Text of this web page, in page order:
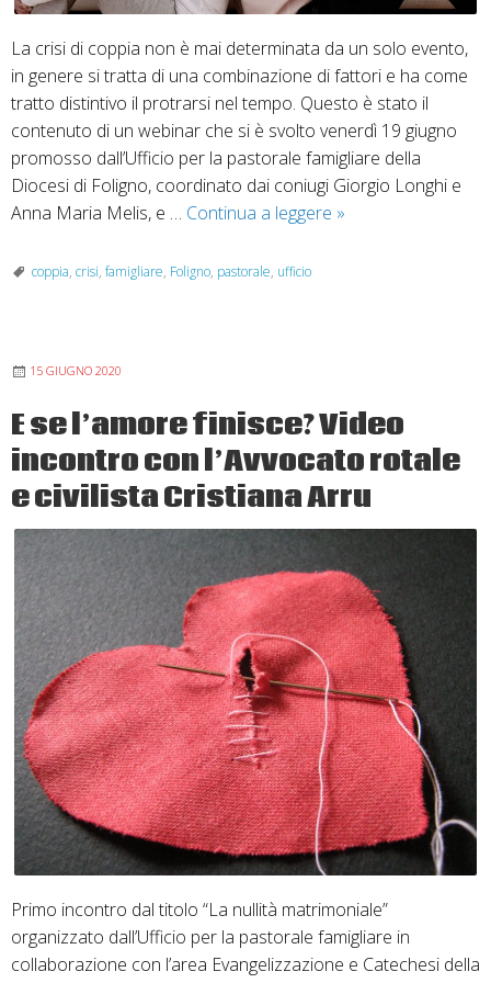
La crisi di coppia non è mai determinata da un solo evento,
in genere si tratta di una combinazione di fattori e ha come
tratto distintivo il protrarsi nel tempo. Questo è stato il
contenuto di un webinar che si è svolto venerdì 19 giugno
promosso dall’Ufficio per la pastorale famigliare della
Diocesi di Foligno, coordinato dai coniugi Giorgio Longhi e
Anna Maria Melis, e … Continua a leggere Webinar:
»
coppia, crisi, famigliare, Foligno, pastorale, ufficio
15 GIUGNO 2020
E se l’amore finisce? Video
incontro con l’Avvocato rotale
e civilista Cristiana Arru
Primo incontro dal titolo “La nullità matrimoniale”
organizzato dall’Ufficio per la pastorale famigliare in
collaborazione con l’area Evangelizzazione e Catechesi della